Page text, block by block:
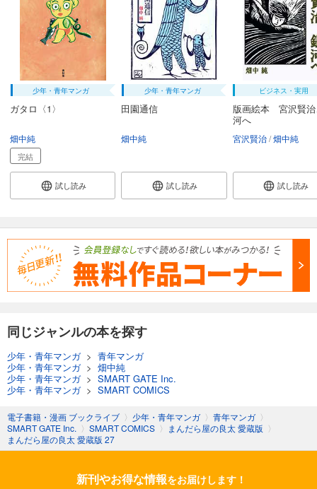
あらすじを表示する
まんだら屋の良太 愛蔵版 50
カート
試し読み
あらすじを表示する
まんだら屋の良太 愛蔵版 51
完結
試し読み
540円 (税込)
完結
まんだら屋の良太 愛蔵版 53
540円 (税込)
完結
少年・青年マンガ
ガタロ〈1〉
畑中純
完結
試し読み
少年・青年マンガ
田園通信
畑中純
試し読み
ビジネス・実用
版画絵本 宮沢賢治
河へ
宮沢賢治 畑中純
試し読み
同じジャンルの本を探す
少年・青年マンガ> 青年マンガ
少年・青年マンガ> 畑中純
少年・青年マンガ> SMART GATE Inc.
少年・青年マンガ> SMART COMICS
電子書籍・漫画 ブックライブ 〉 少年・青年マンガ 〉 青年マンガ 〉
SMART GATE Inc. 〉 SMART COMICS 〉 まんだら屋の良太 愛蔵版 〉
まんだら屋の良太 愛蔵版 27
新刊やお得な情報をお届けします！